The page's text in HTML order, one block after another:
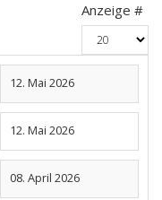
Anzeige #
12. Mai 2026
12. Mai 2026
08. April 2026